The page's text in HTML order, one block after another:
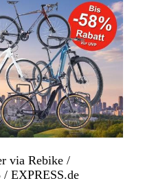
via Rebike /
EXPRESS.de